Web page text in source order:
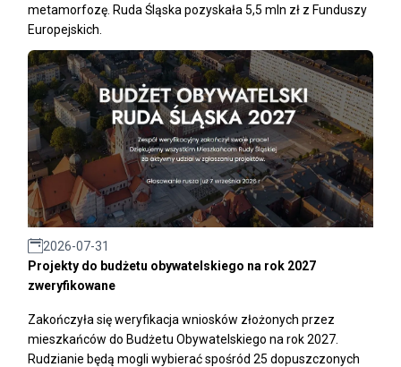
metamorfozę. Ruda Śląska pozyskała 5,5 mln zł z Funduszy
Europejskich.
2026-07-31
Projekty do budżetu obywatelskiego na rok 2027
zweryfikowane
Zakończyła się weryfikacja wniosków złożonych przez
mieszkańców do Budżetu Obywatelskiego na rok 2027.
Rudzianie będą mogli wybierać spośród 25 dopuszczonych